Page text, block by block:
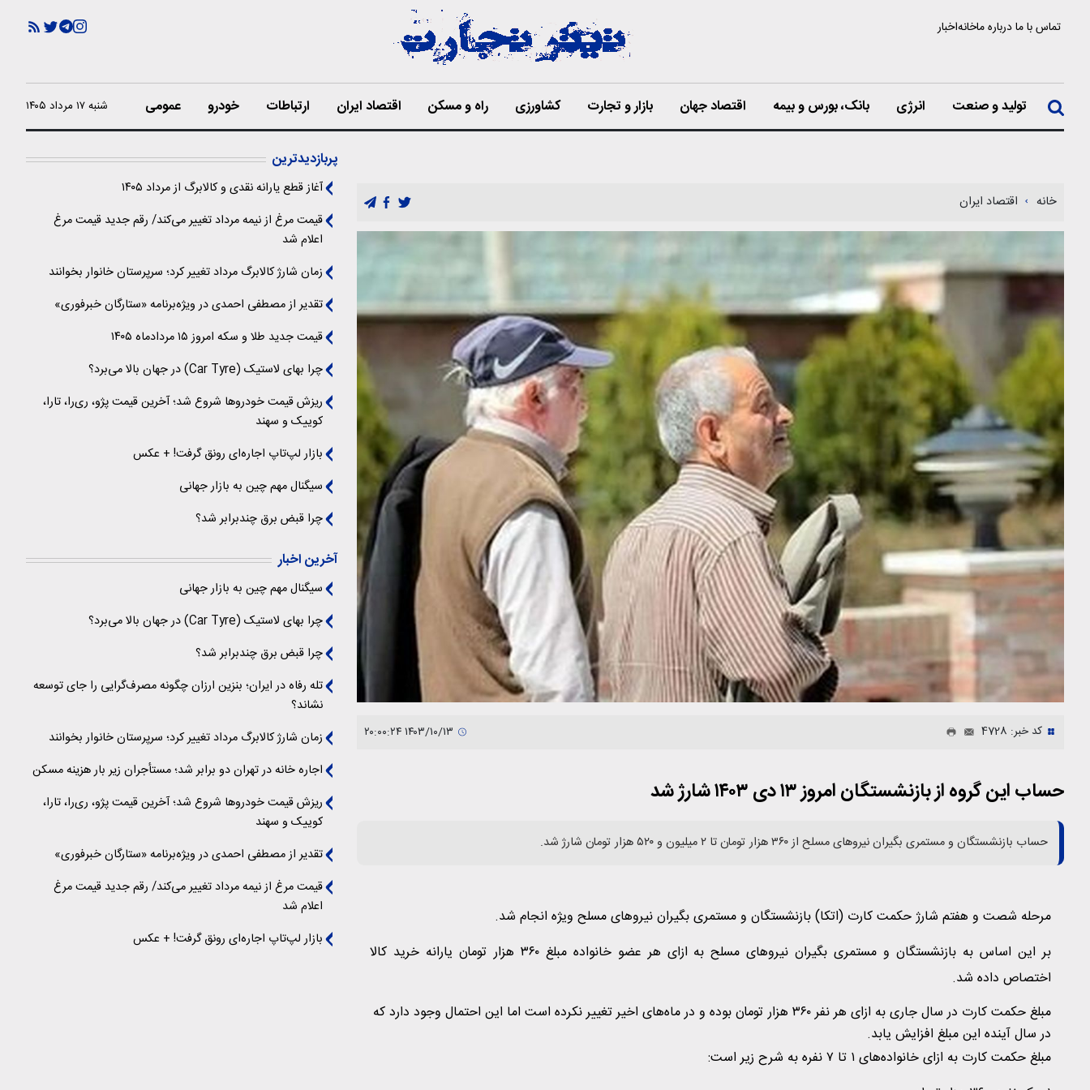
تماس با مادرباره ماخانهاخبار
تولید و صنعت انرژی بانک، بورس و بیمه اقتصاد جهان بازار و تجارت کشاورزی راه و مسکن اقتصاد ایران ارتباطات خودرو عمومی شنبه ۱۷ مرداد ۱۴۰۵
خانه اقتصاد ایران
کد خبر: 4728
حساب این گروه از بازنشستگان امروز ۱۳ دی ۱۴۰۳ شارژ شد
حساب بازنشستگان و مستمری بگیران نیروهای مسلح از ۳۶۰ هزار تومان تا ۲ میلیون و ۵۲۰ هزار تومان شارژ شد.
مرحله شصت و هفتم شارژ حکمت کارت (اتکا) بازنشستگان و مستمری بگیران نیروهای مسلح ویژه انجام شد.
بر این اساس به بازنشستگان و مستمری بگیران نیروهای مسلح به ازای هر عضو خانواده مبلغ ۳۶۰ هزار تومان یارانه خرید کالا
اختصاص داده شد.
مبلغ حکمت کارت در سال جاری به ازای هر نفر ۳۶۰ هزار تومان بوده و در ماه‌های اخیر تغییر نکرده است اما این احتمال وجود دارد که
در سال آینده این مبلغ افزایش یابد.
مبلغ حکمت کارت به ازای خانواده‌های ۱ تا ۷ نفره به شرح زیر است:
پربازدیدترین
آغاز قطع یارانه نقدی و کالابرگ از مرداد ۱۴۰۵
قیمت مرغ از نیمه مرداد تغییر می‌کند/ رقم جدید قیمت مرغ
اعلام شد
زمان شارژ کالابرگ مرداد تغییر کرد؛ سرپرستان خانوار بخوانند
تقدیر از مصطفی احمدی در ویژه‌برنامه «ستارگان خبرفوری»
قیمت جدید طلا و سکه امروز ۱۵ مردادماه ۱۴۰۵
چرا بهای لاستیک (Car Tyre) در جهان بالا می‌برد؟
ریزش قیمت خودروها شروع شد؛ آخرین قیمت پژو، ری‌را، تارا،
کوییک و سهند
بازار لپ‌تاپ اجاره‌ای رونق گرفت! + عکس
سیگنال‌ مهم چین به بازار جهانی
چرا قبض برق چندبرابر شد؟
آخرین اخبار
سیگنال‌ مهم چین به بازار جهانی
چرا بهای لاستیک (Car Tyre) در جهان بالا می‌برد؟
چرا قبض برق چندبرابر شد؟
تله رفاه در ایران؛ بنزین ارزان چگونه مصرف‌گرایی را جای توسعه
نشاند؟
زمان شارژ کالابرگ مرداد تغییر کرد؛ سرپرستان خانوار بخوانند
اجاره خانه در تهران دو برابر شد؛ مستأجران زیر بار هزینه مسکن
ریزش قیمت خودروها شروع شد؛ آخرین قیمت پژو، ری‌را، تارا،
کوییک و سهند
تقدیر از مصطفی احمدی در ویژه‌برنامه «ستارگان خبرفوری»
قیمت مرغ از نیمه مرداد تغییر می‌کند/ رقم جدید قیمت مرغ
اعلام شد
بازار لپ‌تاپ اجاره‌ای رونق گرفت! + عکس